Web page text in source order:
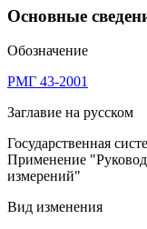
Основные
Обозначение
РМГ 43-2001
Заглавие на русском
Государственная
Применение
измерений"
Вид изменения